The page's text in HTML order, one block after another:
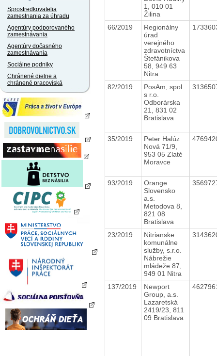
Sprostredkovatelia
zamestnania za úhradu
Agentúry podporovaného
zamestnávania
Agentúry dočasného
zamestnávania
Sociálne podniky
Chránené dielne a
chránené pracoviská
1, 010 01
Žilina
66/2019
Regionálny
úrad
verejného
zdravotníctva
Štefánikova
58, 949 63
Nitra
82/2019
PosAm, spol.
s r.o.
Odborárska
21, 831 02
Bratislava
35/2019
Peter Halúz
Nová 71/9,
953 05 Zlaté
Moravce
93/2019
Orange
Slovensko
a.s.
Metodova 8,
821 08
Bratislava
23/2019
Nitrianske
komunálne
služby, s.r.o.
Nábrežie
mládeže 87,
949 01 Nitra
137/2019
Newport
Group, a.s.
Lazaretská
2419/23, 811
09 Bratislava